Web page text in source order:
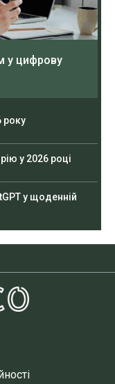
у цифрову
року
у 2026 році
у щоденній